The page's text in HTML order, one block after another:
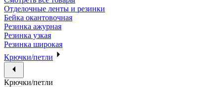
Отделочные ленты и резинки
Бейка окантовочная
Резинка ажурная
Резинка узкая
Резинка широкая
Крючки/петли
Крючки/петли